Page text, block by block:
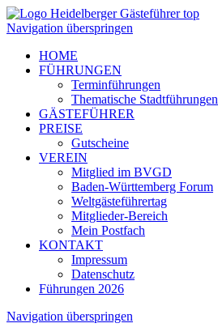
Navigation überspringen
HOME
FÜHRUNGEN
Terminführungen
Thematische Stadtführungen
GÄSTEFÜHRER
PREISE
Gutscheine
VEREIN
Mitglied im BVGD
Baden-Württemberg Forum
Weltgästeführertag
Mitglieder-Bereich
Mein Postfach
KONTAKT
Impressum
Datenschutz
Führungen 2026
Navigation überspringen